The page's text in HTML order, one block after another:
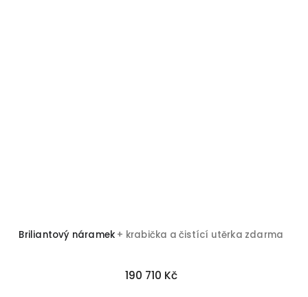
Briliantový náramek + krabička a čistící utěrka zdarma
190 710 Kč